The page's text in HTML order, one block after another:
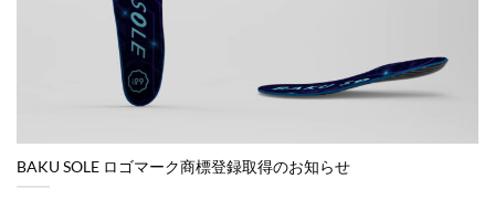
BAKU SOLE ロゴマーク商標登録取得のお知らせ